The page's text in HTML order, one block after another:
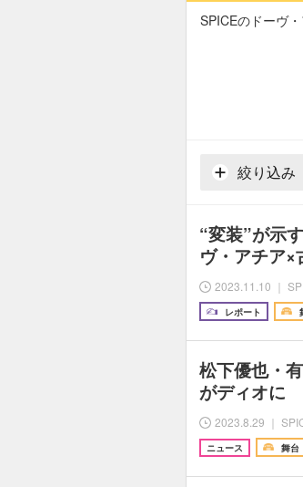
SPICEのドーヴ
絞り込み
“変装”が示
ヴ・アチア
2023.11.10 ｜
レポート
松下優也・
がディオに
2023.8.29 ｜
ニュース 舞台